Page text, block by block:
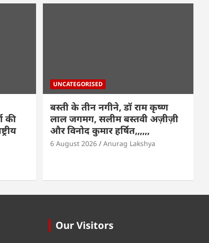
की
UNCATEGORISED
बस्ती के तीन नगीने, डॉ राम कृष्ण
लाल जगमग, सलीम बस्तवी अज़ीज़ी
और विनोद कुमार हर्षित,,,,,,
6 August 2026 Anurag Lakshya
Our Visitors